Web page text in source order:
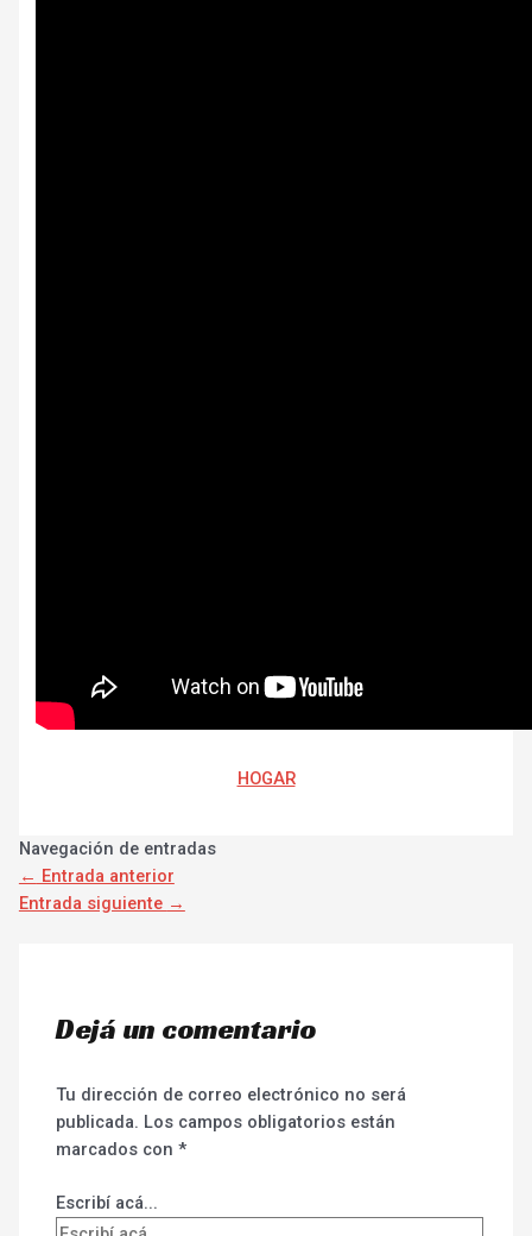
HOGAR
Navegación de entradas
← Entrada anterior
Entrada siguiente →
Dejá un comentario
Tu dirección de correo electrónico no será
publicada. Los campos obligatorios están
marcados con*
Escribí acá...